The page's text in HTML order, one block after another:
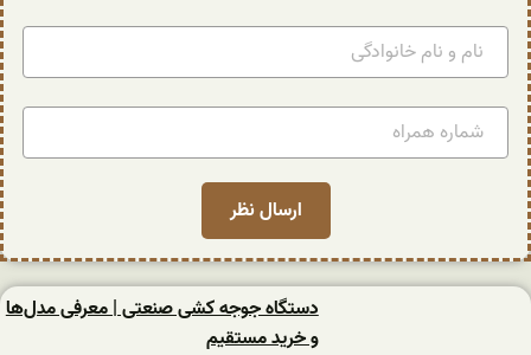
دستگاه جوجه کشی صنعتی | معرفی مدل‌ها
و خرید مستقیم